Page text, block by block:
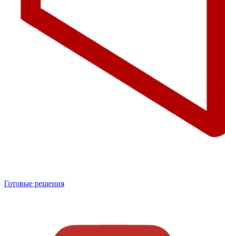
Готовые решения